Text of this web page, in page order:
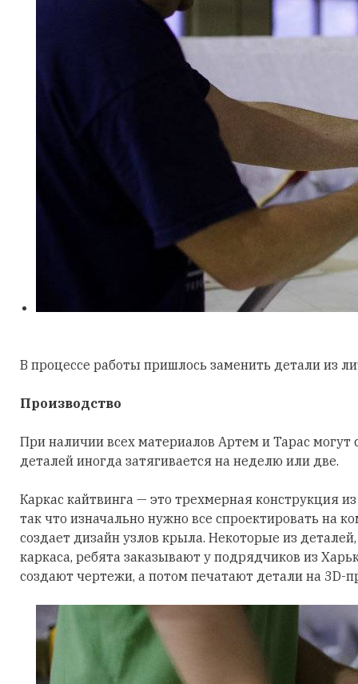
В процессе работы пришлось заменить детали из
Производство
При наличии всех материалов Артем и Тарас могут
деталей иногда затягивается на неделю или две.
Каркас кайтвинга — это трехмерная конструкция
так что изначально нужно все спроектировать на
создает дизайн узлов крыла. Некоторые из
каркаса, ребята заказывают у подрядчиков из
создают чертежи, а потом печатают детали на 3D-